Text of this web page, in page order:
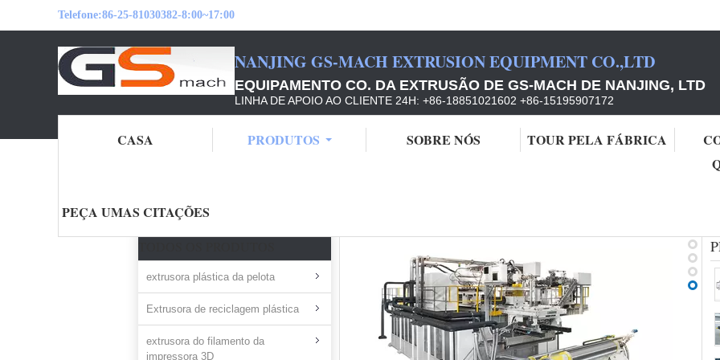
Telefone:86-25-81030382-8:00~17:00
NANJING GS-MACH EXTRUSION EQUIPMENT CO.,LTD
EQUIPAMENTO CO. DA EXTRUSÃO DE GS-MACH DE NANJING, LTD
LINHA DE APOIO AO CLIENTE 24H: +86-18851021602 +86-15195907172
CASA PRODUTOS SOBRE NÓS TOUR PELA FÁBRICA
PEÇA UMAS CITAÇÕES
extrusora plástica da pelota
Extrusora de reciclagem plástica
extrusora do filamento da
impressora 3D